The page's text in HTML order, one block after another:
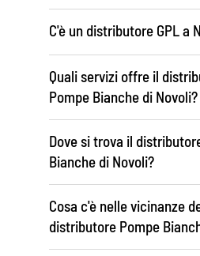
C'è un distributore GPL a
Quali servizi offre il
Pompe Bianche di Novoli?
Dove si trova il
Bianche di Novoli?
Cosa c'è nelle vicinanze
distributore Pompe